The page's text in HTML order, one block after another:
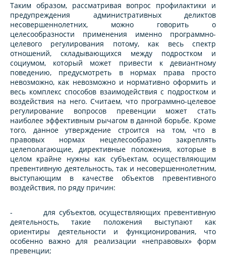
Таким образом, рассматривая вопрос профилактики и
предупреждения административных деликтов
несовершеннолетних, можно говорить о
целесообразности применения именно программно-
целевого регулирования потому, как весь спектр
отношений, складывающихся между подростком и
социумом, который может привести к девиантному
поведению, предусмотреть в нормах права просто
невозможно, как невозможно и нормативно оформить и
весь комплекс способов взаимодействия с подростком и
воздействия на него. Считаем, что программно-целевое
регулирование вопросов превенции может стать
наиболее эффективным рычагом в данной борьбе. Кроме
того, данное утверждение строится на том, что в
правовых нормах нецелесообразно закреплять
целеполагающие, директивные положения, которые в
целом крайне нужны как субъектам, осуществляющим
превентивную деятельность, так и несовершеннолетним,
выступающим в качестве объектов превентивного
воздействия, по ряду причин:
- для субъектов, осуществляющих превентивную
деятельность, такие положения выступают как
ориентиры деятельности и функционирования, что
особенно важно для реализации «неправовых» форм
превенции;